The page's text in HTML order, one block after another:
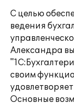
С целью
ведения
Александра
своим
Основные